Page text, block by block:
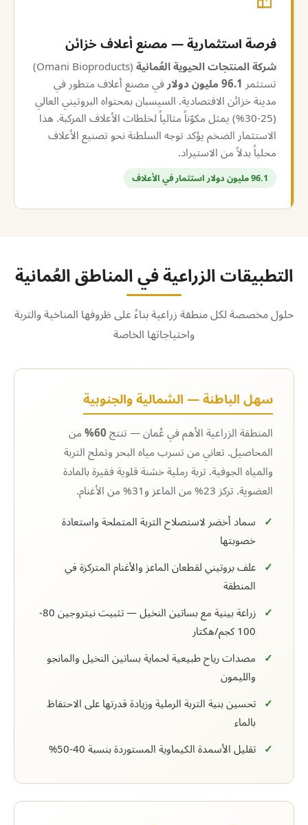
فرصة استثمارية — مصنع أعلاف خزائن
شركة المنتجات الحيوية العُمانية
(Omani Bioproducts)
تستثمر 96.1 مليون دولار
في مصنع أعلاف متطور في
مدينة خزائن الاقتصادية. السيسبان بمحتواه البروتيني العالي
(25-30%) يمثل مكوّناً مثالياً لخلطات الأعلاف المركبة. هذا
الاستثمار الضخم يؤكد توجه السلطنة نحو تصنيع الأعلاف
محلياً بدلاً من الاستيراد.
96.1 مليون دولار استثمار في الأعلاف
التطبيقات الزراعية في المناطق العُمانية
حلول مخصصة لكل منطقة زراعية بناءً على ظروفها المناخية والتربة
واحتياجاتها الخاصة
سهل الباطنة — الشمالية والجنوبية
المنطقة الزراعية الأهم في عُمان — تنتج 60%
من
المحاصيل. تعاني من تسرب مياه البحر وتملح التربة
والمياه الجوفية. تربة رملية خشنة قلوية فقيرة بالمادة
العضوية. تركز 23% من الماعز و31% من الأغنام.
سماد أخضر لاستصلاح التربة المتملحة واستعادة
خصوبتها
علف بروتيني لقطعان الماعز والأغنام المتركزة في
المنطقة
زراعة بينية مع بساتين النخيل — تثبيت نيتروجين 80-
100 كجم/هكتار
مصدات رياح طبيعية لحماية بساتين النخيل والمانجو
والليمون
تحسين بنية التربة الرملية وزيادة قدرتها على الاحتفاظ
بالماء
تقليل الأسمدة الكيماوية المستوردة بنسبة 40-50%